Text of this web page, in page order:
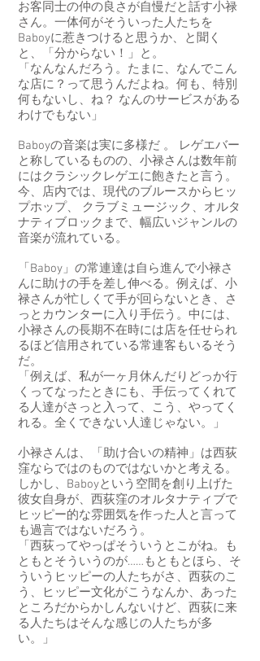
お客同士の仲の良さが自慢だと話す小禄
さん。一体何がそういった人たちを
Baboyに惹きつけると思うか、と聞く
と、「分からない！」と。
「なんなんだろう。たまに、なんでこん
な店に？って思うんだよね。何も、特別
何もないし、ね？ なんのサービスがある
わけでもない」
Baboyの音楽は実に多様だ 。 レゲエバー
と称しているものの、小禄さんは数年前
にはクラシックレゲエに飽きたと言う。
今、店内では、現代のブルースからヒッ
プホップ、 クラブミュージック、オルタ
ナティブロックまで、幅広いジャンルの
音楽が流れている。
「Baboy」の常連達は自ら進んで小禄さ
んに助けの手を差し伸べる。例えば、小
禄さんが忙しくて手が回らないとき、さ
っとカウンターに入り手伝う。中には、
小禄さんの長期不在時には店を任せられ
るほど信用されている常連客もいるそう
だ。
「例えば、私が一ヶ月休んだりどっか行
くってなったときにも、手伝ってくれて
る人達がさっと入って、こう、やってく
れる。全くできない人達じゃない。」
小禄さんは、「助け合いの精神」は西荻
窪ならではのものではないかと考える。
しかし、Baboyという空間を創り上げた
彼女自身が、西荻窪のオルタナティブで
ヒッピー的な雰囲気を作った人と言って
も過言ではないだろう。
「西荻ってやっぱそういうとこがね。も
ともとそういうのが……もともとほら、そ
ういうヒッピーの人たちがさ、西荻のこ
う、ヒッピー文化がこうなんか、あった
ところだからかしんないけど、西荻に来
る人たちはそんな感じの人たちが多
い。」